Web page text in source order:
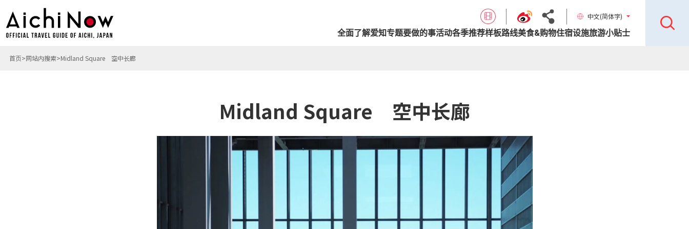
中文(简体字)
全面了解爱知专题要做的事活动各季推荐样板路线美食&购物住宿设施旅游小贴士
首页 网站内搜索 Midland Square 空中长廊
Midland Square 空中长廊